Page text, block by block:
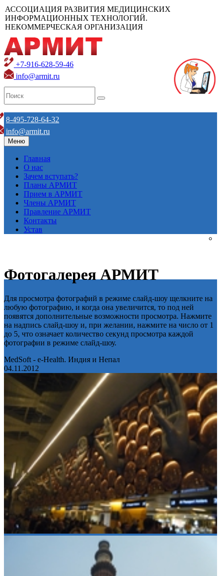
АССОЦИАЦИЯ РАЗВИТИЯ МЕДИЦИНСКИХ
ИНФОРМАЦИОННЫХ ТЕХНОЛОГИЙ.
НЕКОММЕРЧЕСКАЯ ОРГАНИЗАЦИЯ
+7-916-628-59-46
info@armit.ru
8-495-728-64-32
info@armit.ru
Меню
Главная
О нас
Зачем вступать?
Планы АРМИТ
Прием в АРМИТ
Члены АРМИТ
Правление АРМИТ
Контакты
Устав
Фотогалерея АРМИТ
Для просмотра фотографий в режиме слайд-шоу щелкните на
любую фотографию, и когда она увеличится, то под ней
появятся дополнительные возможности просмотра. Нажмите
на надпись слайд-шоу и, при желании, нажмите на число от 1
до 5, что означает количество секунд просмотра каждой
фотографии в режиме слайд-шоу.
MedSoft - e-Health. Индия и Непал
04.11.2012